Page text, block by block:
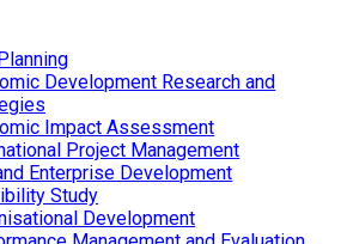
Development Research and
Impact Assessment
Project Management
Enterprise Development
Study
Development